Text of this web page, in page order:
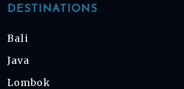
DESTINATIONS
Bali
Java
Lombok